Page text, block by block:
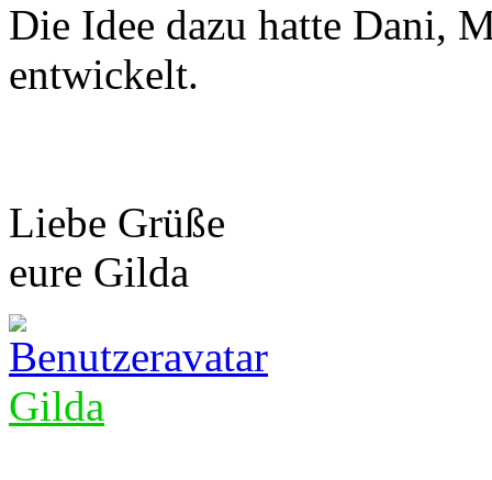
Die Idee dazu hatte Dani,
entwickelt.
Liebe Grüße
eure Gilda
Gilda